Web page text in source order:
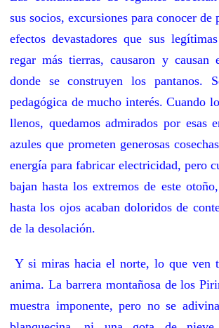
sus socios, excursiones para conocer de
efectos devastadores que sus
regar más tierras, causaron y causan
donde se construyen los pantanos.
pedagógica de mucho interés. Cuando
llenos, quedamos admirados por esas
azules que prometen generosas
energía para fabricar electricidad, pero
bajan hasta los extremos de este
hasta los ojos acaban doloridos de
de la desolación.
Y si miras hacia el norte, lo que ven
anima. La barrera montañosa de los
muestra imponente, pero no se